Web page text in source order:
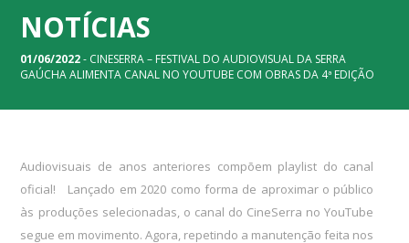
NOTÍCIAS
01/06/2022- CINESERRA – FESTIVAL DO AUDIOVISUAL DA SERRA
GAÚCHA ALIMENTA CANAL NO YOUTUBE COM OBRAS DA 4ª EDIÇÃO
Audiovisuais de anos anteriores compõem playlist do canal
oficial! Lançado em 2020 como forma de aproximar o público
às produções selecionadas, o canal do CineSerra no YouTube
segue em movimento. Agora, repetindo a manutenção feita nos